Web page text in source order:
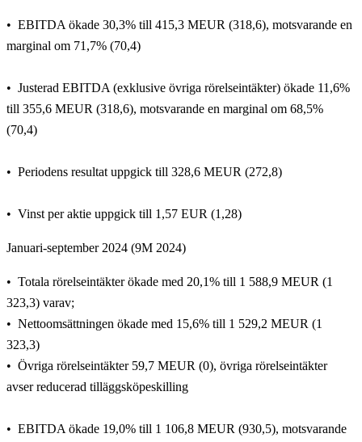
EBITDA ökade 30,3% till 415,3 MEUR (318,6), motsvarande en
marginal om 71,7% (70,4)
Justerad EBITDA (exklusive övriga rörelseintäkter) ökade 11,6%
till 355,6 MEUR (318,6), motsvarande en marginal om 68,5%
(70,4)
Periodens resultat uppgick till 328,6 MEUR (272,8)
Vinst per aktie uppgick till 1,57 EUR (1,28)
Januari-september 2024 (9M 2024)
Totala rörelseintäkter ökade med 20,1% till 1 588,9 MEUR (1
323,3) varav;
Nettoomsättningen ökade med 15,6% till 1 529,2 MEUR (1
323,3)
Övriga rörelseintäkter 59,7 MEUR (0), övriga rörelseintäkter
avser reducerad tilläggsköpeskilling
EBITDA ökade 19,0% till 1 106,8 MEUR (930,5), motsvarande